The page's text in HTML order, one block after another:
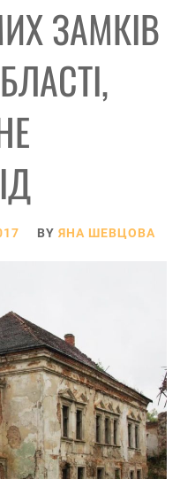
ЗАМКІВ
BY ЯНА ШЕВЦОВА